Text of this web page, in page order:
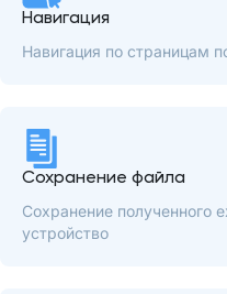
Навигация
Навигация по страницам
Сохранение файла
Сохранение полученного
устройство